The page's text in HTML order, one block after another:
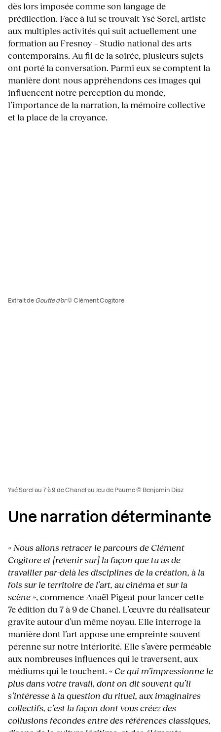
dès lors imposée comme son langage de
prédilection. Face à lui se trouvait Ysé Sorel, artiste
aux multiples activités qui suit actuellement une
formation au Fresnoy – Studio national des arts
contemporains. Au fil de la soirée, plusieurs sujets
ont porté la conversation. Parmi eux se comptent la
manière dont nous appréhendons ces images qui
influencent notre perception du monde,
l’importance de la narration, la mémoire collective
et la place de la croyance.
Extrait de Goutte d’or© Clément Cogitore
Ysé Sorel au 7 à 9 de Chanel au Jeu de Paume © Benjamin Diaz
Une narration déterminante
« Nous allons retracer le parcours de Clément
Cogitoreet [revenir sur] la façon que tu as de
travailler par-delà les disciplines de la création, à la
fois sur le territoire de l’art, au cinéma et sur la
scène », commence Anaël Pigeat pour lancer cette
7e édition du 7 à 9 de Chanel. L’œuvre du réalisateur
gravite autour d’un même noyau. Elle interroge la
manière dont l’art appose une empreinte souvent
pérenne sur notre intériorité. Elle s’avère perméable
aux nombreuses influences qui le traversent, aux
médiums qui le touchent. « Ce qui m’impressionne le
plus dans votre travail, dont on dit souvent qu’il
s’intéresse à la question du rituel, aux imaginaires
collectifs, c’est la façon dont vous créez des
collusions fécondes entre des références classiques,